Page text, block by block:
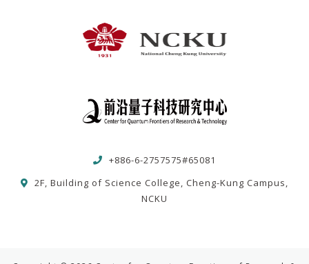
+886-6-2757575#65081
2F, Building of Science College, Cheng-Kung Campus,
NCKU